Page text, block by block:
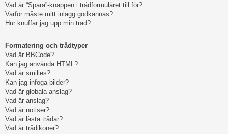
Vad är “Spara”-knappen i trådformuläret till för?
Varför måste mitt inlägg godkännas?
Hur knuffar jag upp min tråd?
Formatering och trådtyper
Vad är BBCode?
Kan jag använda HTML?
Vad är smilies?
Kan jag infoga bilder?
Vad är globala anslag?
Vad är anslag?
Vad är notiser?
Vad är låsta trådar?
Vad är trådikoner?